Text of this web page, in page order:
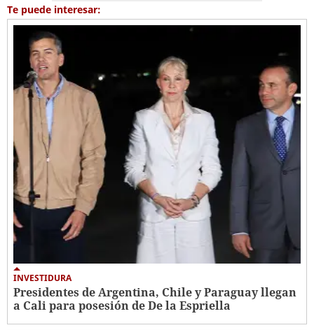
Te puede interesar:
INVESTIDURA
Presidentes de Argentina, Chile y Paraguay llegan
a Cali para posesión de De la Espriella